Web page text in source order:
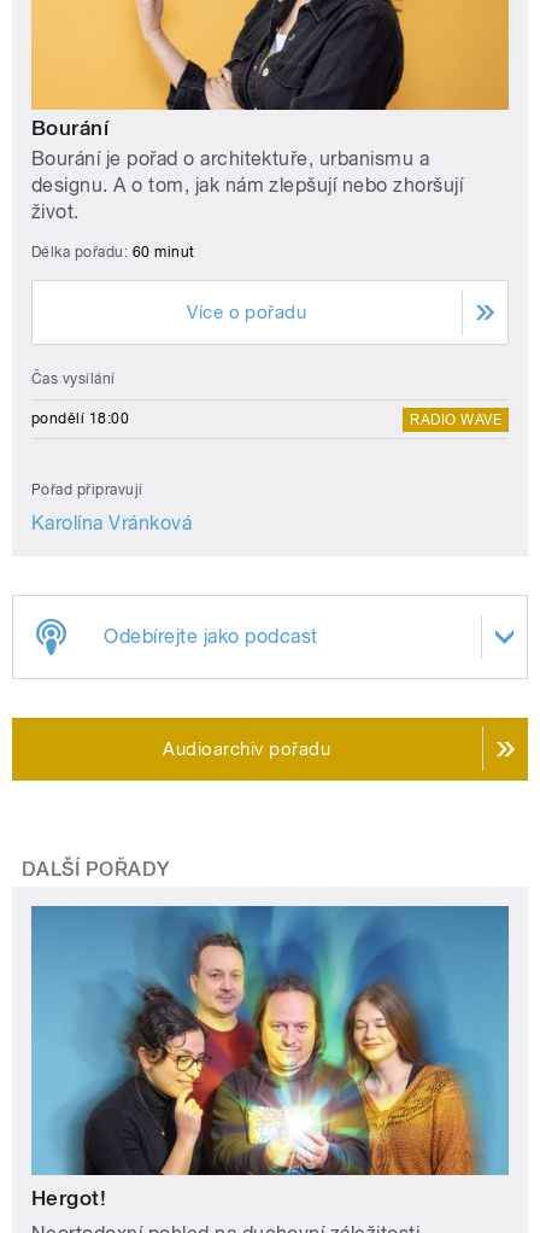
Bourání
Bourání je pořad o architektuře, urbanismu a
designu. A o tom, jak nám zlepšují nebo zhoršují
život.
Délka pořadu: 60 minut
Více o pořadu
Čas vysílání
pondělí 18:00 RADIO WAVE
Pořad připravují
Karolína Vránková
Odebírejte jako podcast
Audioarchiv pořadu
DALŠÍ POŘADY
Hergot!